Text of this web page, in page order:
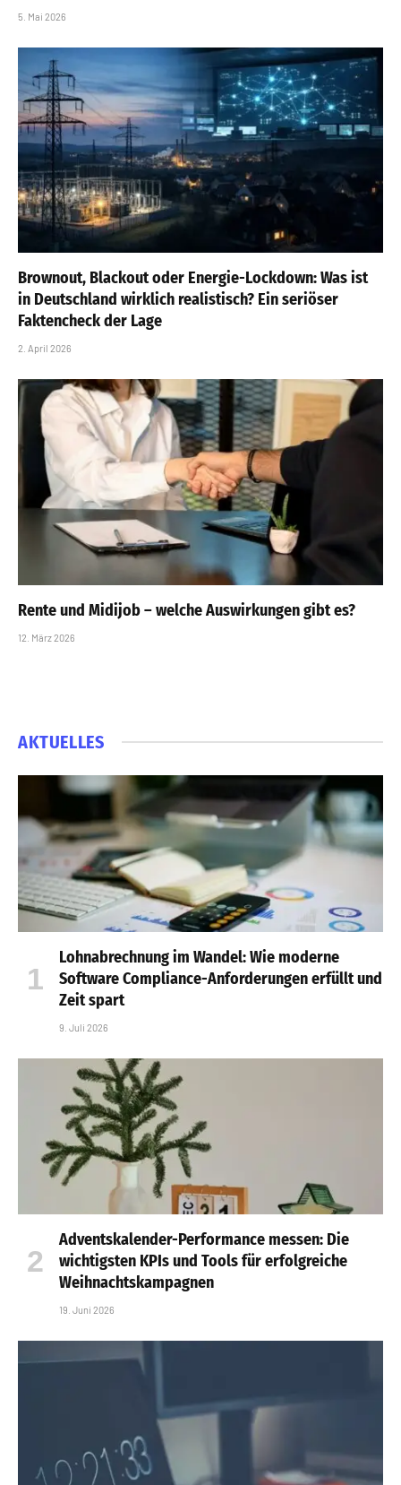
5. Mai 2026
Brownout, Blackout oder Energie-Lockdown: Was ist
in Deutschland wirklich realistisch? Ein seriöser
Faktencheck der Lage
2. April 2026
Rente und Midijob – welche Auswirkungen gibt es?
12. März 2026
AKTUELLES
Lohnabrechnung im Wandel: Wie moderne
Software Compliance-Anforderungen erfüllt und
Zeit spart
9. Juli 2026
Adventskalender-Performance messen: Die
wichtigsten KPIs und Tools für erfolgreiche
Weihnachtskampagnen
19. Juni 2026